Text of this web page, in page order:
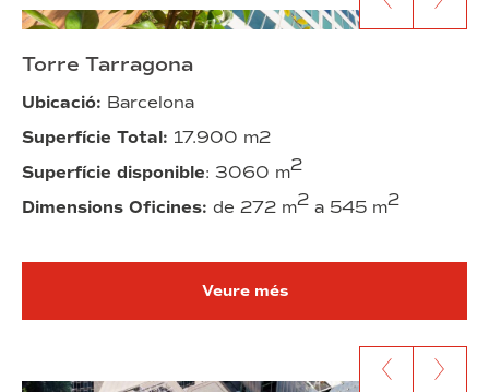
Anar al
Anar al contingut anterior
Torre Tarragona
Ubicació: Barcelona
Superfície Total: 17.900 m2
Superfície disponible: 3060 m2
Dimensions Oficines: de 272 m2 a 545 m2
Veure més
Anar al
Anar al contingut anterior